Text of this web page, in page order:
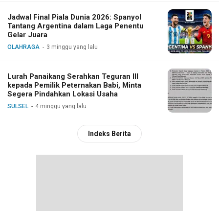
Jadwal Final Piala Dunia 2026: Spanyol
Tantang Argentina dalam Laga Penentu
Gelar Juara
OLAHRAGA 3 minggu yang lalu
Lurah Panaikang Serahkan Teguran III
kepada Pemilik Peternakan Babi, Minta
Segera Pindahkan Lokasi Usaha
SULSEL 4 minggu yang lalu
Indeks Berita